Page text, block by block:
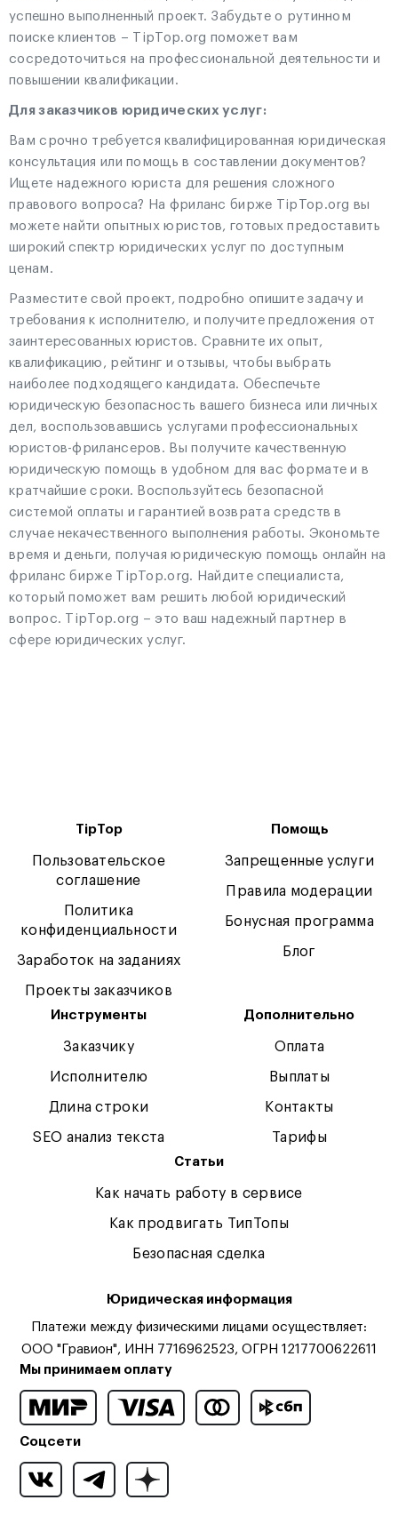
успешно выполненный проект. Забудьте о рутинном
поиске клиентов – TipTop.org поможет вам
сосредоточиться на профессиональной деятельности и
повышении квалификации.
Для заказчиков юридических услуг:
Вам срочно требуется квалифицированная юридическая
консультация или помощь в составлении документов?
Ищете надежного юриста для решения сложного
правового вопроса? На фриланс бирже TipTop.org вы
можете найти опытных юристов, готовых предоставить
широкий спектр юридических услуг по доступным
ценам.
Разместите свой проект, подробно опишите задачу и
требования к исполнителю, и получите предложения от
заинтересованных юристов. Сравните их опыт,
квалификацию, рейтинг и отзывы, чтобы выбрать
наиболее подходящего кандидата. Обеспечьте
юридическую безопасность вашего бизнеса или личных
дел, воспользовавшись услугами профессиональных
юристов-фрилансеров. Вы получите качественную
юридическую помощь в удобном для вас формате и в
кратчайшие сроки. Воспользуйтесь безопасной
системой оплаты и гарантией возврата средств в
случае некачественного выполнения работы. Экономьте
время и деньги, получая юридическую помощь онлайн на
фриланс бирже TipTop.org. Найдите специалиста,
который поможет вам решить любой юридический
вопрос. TipTop.org – это ваш надежный партнер в
сфере юридических услуг.
TipTop
Пользовательское
соглашение
Политика
конфиденциальности
Заработок на заданиях
Проекты заказчиков
Помощь
Запрещенные услуги
Правила модерации
Бонусная программа
Блог
Инструменты
Заказчику
Исполнителю
Длина строки
SEO анализ текста
Дополнительно
Оплата
Выплаты
Контакты
Тарифы
Статьи
Как начать работу в сервисе
Как продвигать ТипТопы
Безопасная сделка
Юридическая информация
Платежи между физическими лицами осуществляет:
ООО "Гравион", ИНН 7716962523, ОГРН 1217700622611
Мы принимаем оплату
Соцсети